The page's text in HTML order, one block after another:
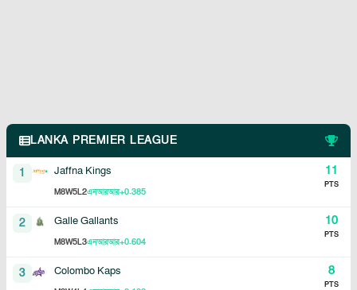
LANKA PREMIER LEAGUE
1 Jaffna Kings
M8W5L2এনআরআর+0.385
11
PTS
2 Galle Gallants
M8W5L3এনআরআর+0.604
10
PTS
3 Colombo Kaps 8
PTS